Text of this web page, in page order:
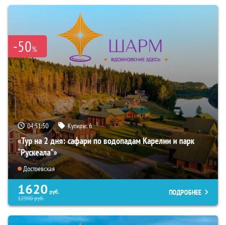
-50%
04:51:49 Купили:6
«Тур на 2 дня: сафари по водопадам Карелии и парк
“Рускеала"»
Достоевская
1620 руб.
12900руб.
ПОДРОБНЕЕ